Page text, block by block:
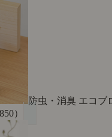
防虫・消臭 エコブ
）